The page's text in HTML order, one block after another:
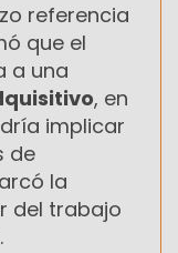
referencia
que el
a una
, en
implicar
de
la
del trabajo